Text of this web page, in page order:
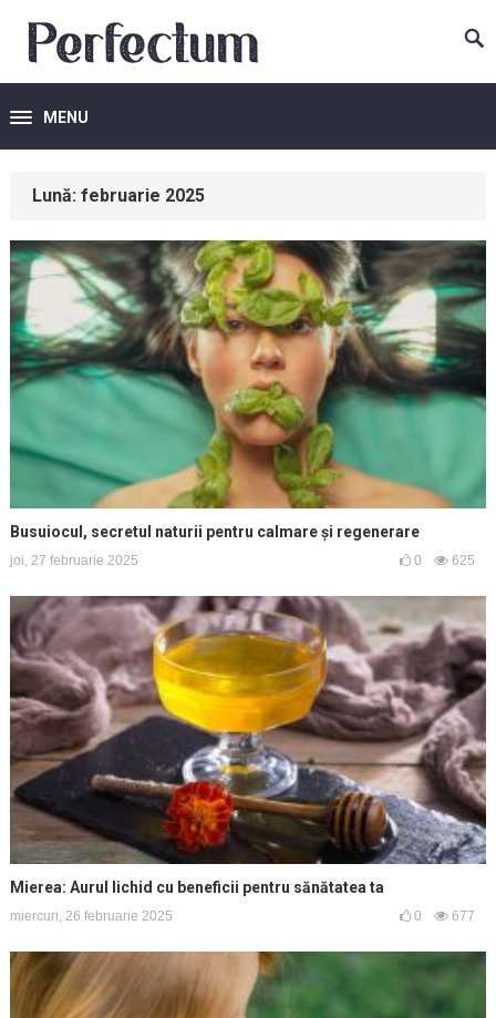
MENU
Lună: februarie 2025
Busuiocul, secretul naturii pentru calmare și regenerare
joi, 27 februarie 2025 0 625
Mierea: Aurul lichid cu beneficii pentru sănătatea ta
miercuri, 26 februarie 2025 0 677